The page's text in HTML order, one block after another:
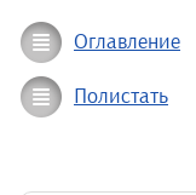
Оглавление
Полистать